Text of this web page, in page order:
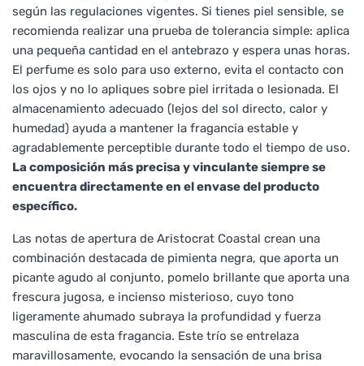
según las regulaciones vigentes. Si tienes piel sensible, se
recomienda realizar una prueba de tolerancia simple: aplica
una pequeña cantidad en el antebrazo y espera unas horas.
El perfume es solo para uso externo, evita el contacto con
los ojos y no lo apliques sobre piel irritada o lesionada. El
almacenamiento adecuado (lejos del sol directo, calor y
humedad) ayuda a mantener la fragancia estable y
agradablemente perceptible durante todo el tiempo de uso.
La composición más precisa y vinculante siempre se
encuentra directamente en el envase del producto
específico.
Las notas de apertura de Aristocrat Coastal crean una
combinación destacada de pimienta negra, que aporta un
picante agudo al conjunto, pomelo brillante que aporta una
frescura jugosa, e incienso misterioso, cuyo tono
ligeramente ahumado subraya la profundidad y fuerza
masculina de esta fragancia. Este trío se entrelaza
maravillosamente, evocando la sensación de una brisa